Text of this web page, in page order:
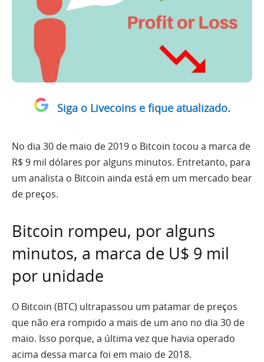
Siga o Livecoins e fique atualizado.
No dia 30 de maio de 2019 o Bitcoin tocou a marca de
R$ 9 mil dólares por alguns minutos. Entretanto, para
um analista o Bitcoin ainda está em um mercado bear
de preços.
Bitcoin rompeu, por alguns
minutos, a marca de U$ 9 mil
por unidade
O Bitcoin (BTC) ultrapassou um patamar de preços
que não era rompido a mais de um ano no dia 30 de
maio. Isso porque, a última vez que havia operado
acima dessa marca foi em maio de 2018.